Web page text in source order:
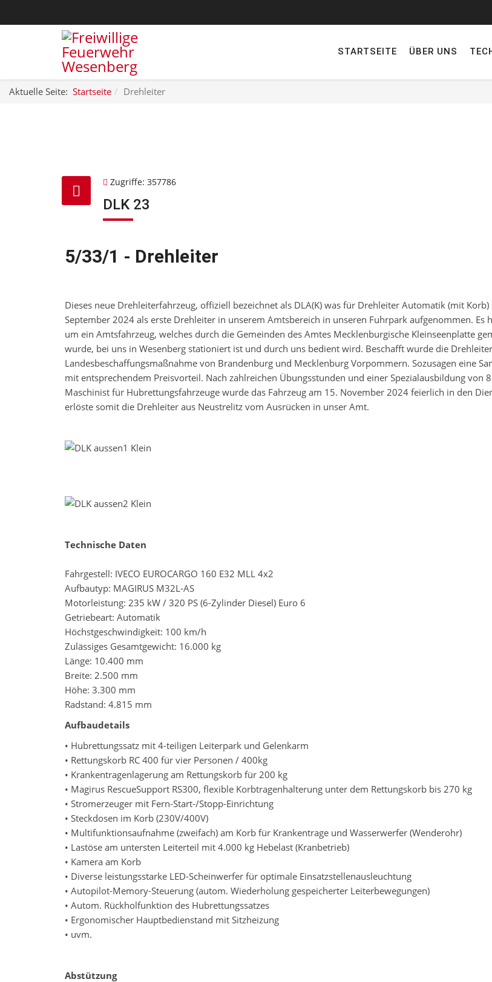
STARTSEITE ÜBER UNS
Aktuelle Seite: Startseite Drehleiter
Zugriffe: 357786
DLK 23
5/33/1 - Drehleiter
Dieses neue Drehleiterfahrzeug, offiziell bezeichnet als DLA(K) was für Drehleiter Automatik (mit
September 2024 als erste Drehleiter in unserem Amtsbereich in unseren Fuhrpark aufgenommen. Es
um ein Amtsfahrzeug, welches durch die Gemeinden des Amtes Mecklenburgische Kleinseenplatte
wurde, bei uns in Wesenberg stationiert ist und durch uns bedient wird. Beschafft wurde die
Landesbeschaffungsmaßnahme von Brandenburg und Mecklenburg Vorpommern. Sozusagen eine
mit entsprechendem Preisvorteil. Nach zahlreichen Übungsstunden und einer Spezialausbildung von
Maschinist für Hubrettungsfahrzeuge wurde das Fahrzeug am 15. November 2024 feierlich in den
erlöste somit die Drehleiter aus Neustrelitz vom Ausrücken in unser Amt.
Technische Daten
Fahrgestell: IVECO EUROCARGO 160 E32 MLL 4x2
Aufbautyp: MAGIRUS M32L-AS
Motorleistung: 235 kW / 320 PS (6-Zylinder Diesel) Euro 6
Getriebeart: Automatik
Höchstgeschwindigkeit: 100 km/h
Zulässiges Gesamtgewicht: 16.000 kg
Länge: 10.400 mm
Breite: 2.500 mm
Höhe: 3.300 mm
Radstand: 4.815 mm
Aufbaudetails
• Hubrettungssatz mit 4-teiligen Leiterpark und Gelenkarm
• Rettungskorb RC 400 für vier Personen / 400kg
• Krankentragenlagerung am Rettungskorb für 200 kg
• Magirus RescueSupport RS300, flexible Korbtragenhalterung unter dem Rettungskorb bis 270 kg
• Stromerzeuger mit Fern-Start-/Stopp-Einrichtung
• Steckdosen im Korb (230V/400V)
• Multifunktionsaufnahme (zweifach) am Korb für Krankentrage und Wasserwerfer (Wenderohr)
• Lastöse am untersten Leiterteil mit 4.000 kg Hebelast (Kranbetrieb)
• Kamera am Korb
• Diverse leistungsstarke LED-Scheinwerfer für optimale Einsatzstellenausleuchtung
• Autopilot-Memory-Steuerung (autom. Wiederholung gespeicherter Leiterbewegungen)
• Autom. Rückholfunktion des Hubrettungssatzes
• Ergonomischer Hauptbedienstand mit Sitzheizung
• uvm.
Abstützung